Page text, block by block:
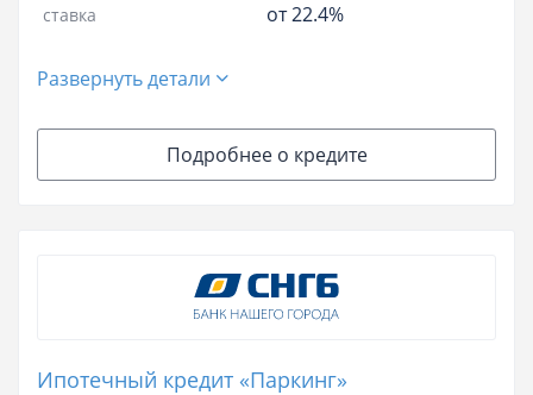
ставка от 22.4%
Развернуть детали
Подробнее о кредите
Ипотечный кредит «Паркинг»